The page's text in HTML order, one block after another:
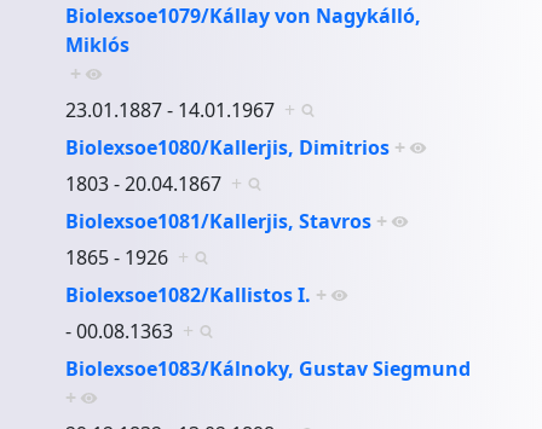
Biolexsoe1079/Kállay von Nagykálló,
Miklós
+
23.01.1887 - 14.01.1967 +
Biolexsoe1080/Kallerjis, Dimitrios +
1803 - 20.04.1867 +
Biolexsoe1081/Kallerjis, Stavros +
1865 - 1926 +
Biolexsoe1082/Kallistos I. +
- 00.08.1363 +
Biolexsoe1083/Kálnoky, Gustav Siegmund
+